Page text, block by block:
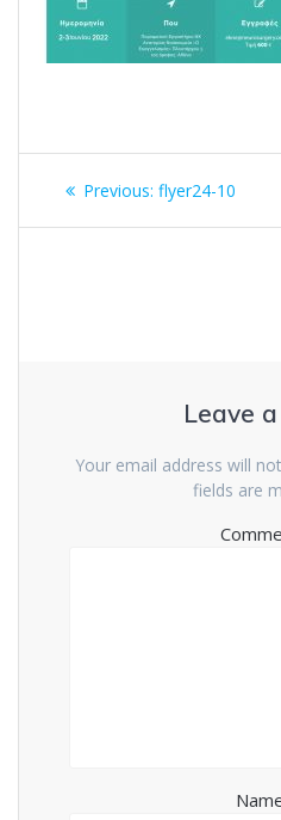
Post
navigation
Previous: Previous
flyer24-10
Leave
Your email address will
fields are